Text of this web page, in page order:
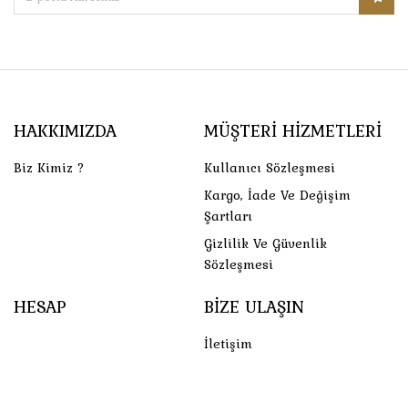
HAKKIMIZDA
Biz Kimiz ?
MÜŞTERI HIZMETLERI
Kullanıcı Sözleşmesi
Kargo, İade Ve Değişim
Şartları
Gizlilik Ve Güvenlik
Sözleşmesi
HESAP BIZE ULAŞIN
İletişim